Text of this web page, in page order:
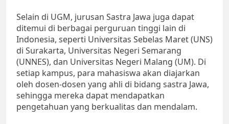
Selain di UGM, jurusan Sastra Jawa juga dapat
ditemui di berbagai perguruan tinggi lain di
Indonesia, seperti Universitas Sebelas Maret (UNS)
di Surakarta, Universitas Negeri Semarang
(UNNES), dan Universitas Negeri Malang (UM). Di
setiap kampus, para mahasiswa akan diajarkan
oleh dosen-dosen yang ahli di bidang sastra Jawa,
sehingga mereka dapat mendapatkan
pengetahuan yang berkualitas dan mendalam.